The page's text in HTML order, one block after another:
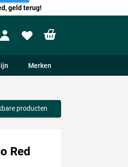
geld terug!
ProfileWishlist
Merken
producten
Red